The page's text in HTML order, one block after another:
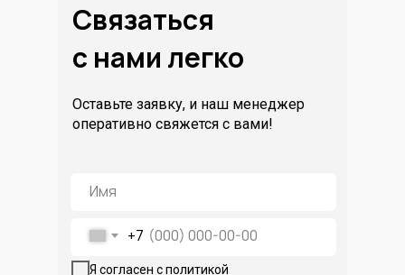
Связаться
с нами легко
Оставьте заявку, и наш менеджер
оперативно свяжется с вами!
+7
Я согласен с политикой